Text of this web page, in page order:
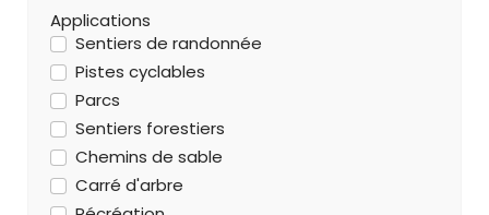
Applications
Sentiers de randonnée
Pistes cyclables
Parcs
Sentiers forestiers
Chemins de sable
Carré d'arbre